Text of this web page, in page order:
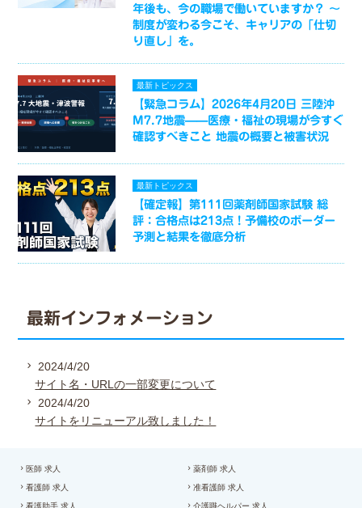
年後も、今の職場で働いていますか？ ～
制度が変わる今こそ、キャリアの「仕切
り直し」を。
最新トピックス
【緊急コラム】2026年4月20日 三陸沖
M7.7地震——医療・福祉の現場が今すぐ
確認すべきこと 地震の概要と被害状況
最新トピックス
【確定報】第111回薬剤師国家試験 総
評：合格点は213点！予備校のボーダー
予測と結果を徹底分析
最新インフォメーション
2024/4/20
サイト名・URLの一部変更について
2024/4/20
サイトをリニューアル致しました！
医師 求人 薬剤師 求人
看護師 求人 准看護師 求人
看護助手 求人 介護職ヘルパー 求人